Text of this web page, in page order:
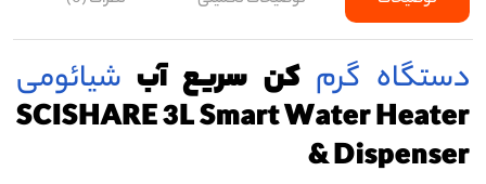
دستگاه گرم کن سریع آب شیائومی
SCISHARE 3L Smart Water Heater
& Dispenser